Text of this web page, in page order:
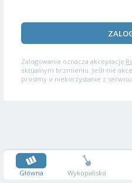
Zalogowanie oznacza akceptację
aktualnym brzmieniu. Jeśli nie
prosimy o niekorzystanie z
Główna Wykopalisko